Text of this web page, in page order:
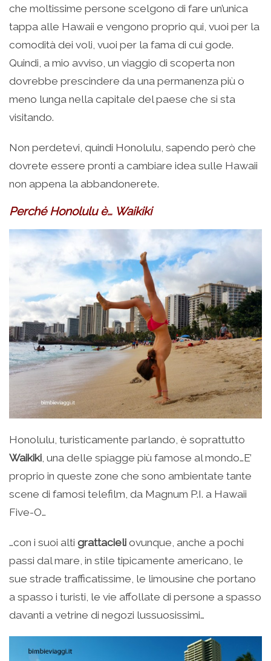
che moltissime persone scelgono di fare un’unica
tappa alle Hawaii e vengono proprio qui, vuoi per la
comodità dei voli, vuoi per la fama di cui gode.
Quindi, a mio avviso, un viaggio di scoperta non
dovrebbe prescindere da una permanenza più o
meno lunga nella capitale del paese che si sta
visitando.
Non perdetevi, quindi Honolulu, sapendo però che
dovrete essere pronti a cambiare idea sulle Hawaii
non appena la abbandonerete.
Perché Honolulu è… Waikiki
Honolulu, turisticamente parlando, è soprattutto
Waikiki, una delle spiagge più famose al mondo…E’
proprio in queste zone che sono ambientate tante
scene di famosi telefilm, da Magnum P.I. a Hawaii
Five-O…
…con i suoi alti grattacieli ovunque, anche a pochi
passi dal mare, in stile tipicamente americano, le
sue strade trafficatissime, le limousine che portano
a spasso i turisti, le vie affollate di persone a spasso
davanti a vetrine di negozi lussuosissimi…